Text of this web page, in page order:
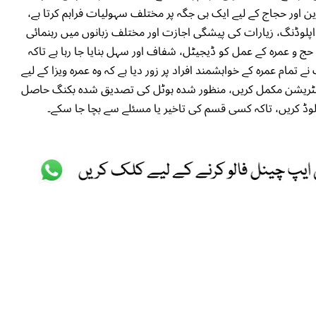
اور حجاج کے لیے ایک ہی جگہ پر مختلف سہولیات فراہم کرتا ہے،
زیارات کی پیشگی اجازت اور مختلف زبانوں میں رہنمائی
و عمرہ کے عمل کو ڈیجیٹل، شفاف اور سہل بنایا جا رہا ہے تاکہ
عمرہ کے خواہشمند افراد پر زور دیا ہے کہ وہ عمرہ ویزا کے لیے
مکمل کریں، منظور شدہ ہوٹل کی تصدیق شدہ بکنگ حاصل
کریں، تاکہ کسی قسم کی تاخیر یا مسئلے سے بچا جا سکے۔